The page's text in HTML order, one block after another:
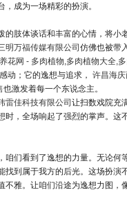
成为一场精彩的扮演。
的肢体谈话和丰富的心情，将小
明万福传媒有限公司仿佛也被带
花网 - 多肉植物,多肉植物大全,
动；它的逸想与追求， 许昌海
也激发着每一个东说念主。
雷佳科技有限公司让扫数戏院充
时，全场响起了强烈的掌声。这
咱们看到了逸想的力量。无论何
找到属于我方的后光。这场扮演
不雅。让咱们沿途为逸想力图，